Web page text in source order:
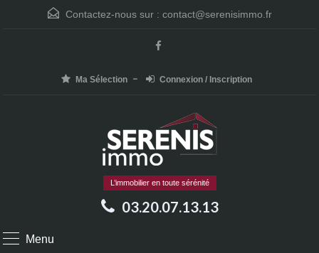
Contactez-nous sur : contact@serenisimmo.fr
Ma Sélection Connexion / Inscription
L’immobilier en toute sérénité
03.20.07.13.13
Menu